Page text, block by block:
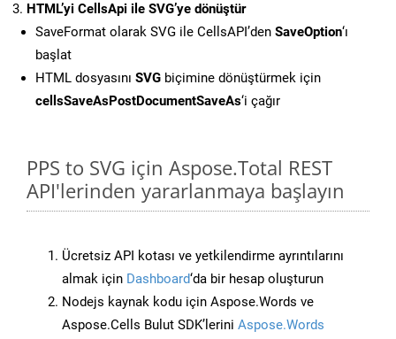
HTML’yi CellsApi ile SVG’ye dönüştür
SaveFormat olarak SVG ile CellsAPI’den SaveOption‘ı
başlat
HTML dosyasını SVG biçimine dönüştürmek için
cellsSaveAsPostDocumentSaveAs‘i çağır
PPS to SVG için Aspose.Total REST
API'lerinden yararlanmaya başlayın
Ücretsiz API kotası ve yetkilendirme ayrıntılarını
almak için Dashboard‘da bir hesap oluşturun
Nodejs kaynak kodu için Aspose.Words ve
Aspose.Cells Bulut SDK’lerini Aspose.Words